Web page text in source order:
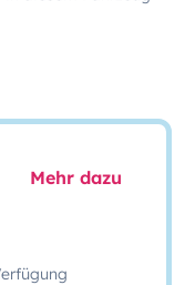
Mehr dazu